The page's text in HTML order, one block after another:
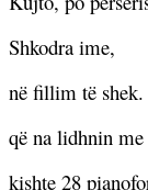
Shkodra ime,
në fillim të
që na lidhnin
kishte 28